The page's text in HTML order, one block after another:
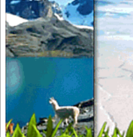
Sellos
Serigrafía
Cortes de cabello
Estilistas
Peluquerías
Peinados
Salones de Belleza
Peluquerías: Equipos, Sillones